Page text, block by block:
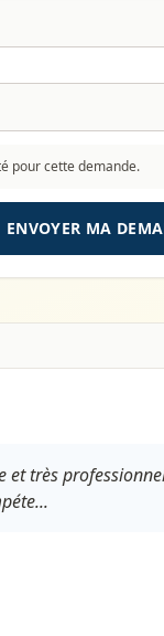
pour cette demande.
ENVOYER MA
et très